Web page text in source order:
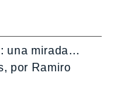
una mirada…
por Ramiro